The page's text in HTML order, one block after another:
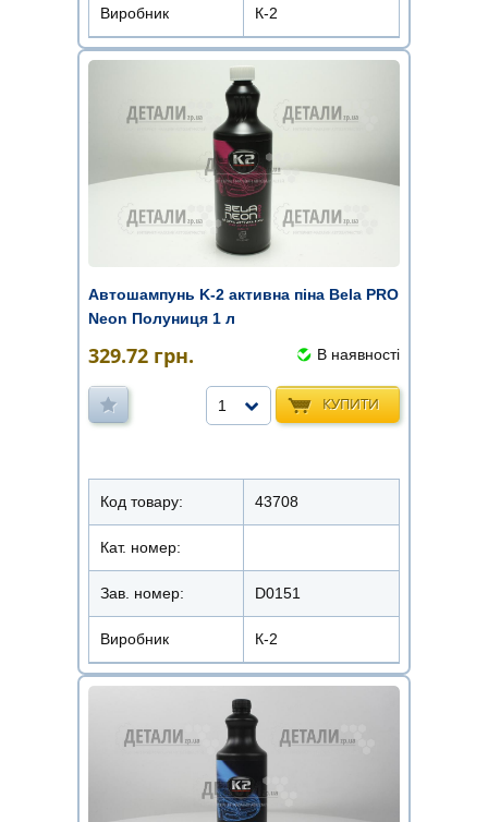
Виробник К-2
Автошампунь K-2 активна піна Bela PRO
Neon Полуниця 1 л
329.72 грн. В наявності
КУПИТИ
1
Код товару: 43708
Кат. номер:
Зав. номер: D0151
Виробник К-2